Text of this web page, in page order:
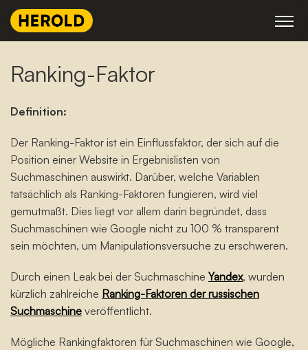
Ranking-Faktor
Definition:
Der Ranking-Faktor ist ein Einflussfaktor, der sich auf die
Position einer Website in Ergebnislisten von
Suchmaschinen auswirkt. Darüber, welche Variablen
tatsächlich als Ranking-Faktoren fungieren, wird viel
gemutmaßt. Dies liegt vor allem darin begründet, dass
Suchmaschinen wie Google nicht zu 100 % transparent
sein möchten, um Manipulationsversuche zu erschweren.
Durch einen Leak bei der Suchmaschine Yandex, wurden
kürzlich zahlreiche Ranking-Faktoren der russischen
Suchmaschine veröffentlicht.
Mögliche Rankingfaktoren für Suchmaschinen wie Google,